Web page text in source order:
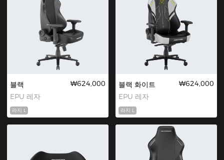
블랙
EPU 레자
₩624,000
라지 L
블랙 화이트
EPU 레자
₩624,000
라지 L